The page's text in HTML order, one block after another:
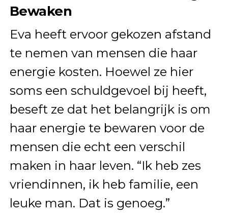
Bewaken
Eva heeft ervoor gekozen afstand
te nemen van mensen die haar
energie kosten. Hoewel ze hier
soms een schuldgevoel bij heeft,
beseft ze dat het belangrijk is om
haar energie te bewaren voor de
mensen die echt een verschil
maken in haar leven. “Ik heb zes
vriendinnen, ik heb familie, een
leuke man. Dat is genoeg.”